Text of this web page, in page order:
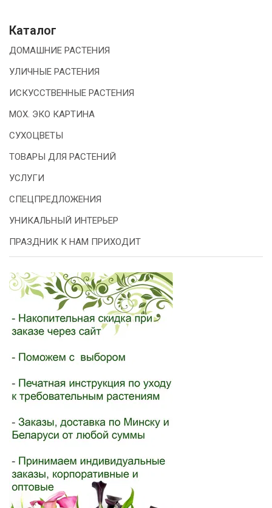
Каталог
ДОМАШНИЕ РАСТЕНИЯ
УЛИЧНЫЕ РАСТЕНИЯ
ИСКУССТВЕННЫЕ РАСТЕНИЯ
МОХ. ЭКО КАРТИНА
СУХОЦВЕТЫ
ТОВАРЫ ДЛЯ РАСТЕНИЙ
УСЛУГИ
СПЕЦПРЕДЛОЖЕНИЯ
УНИКАЛЬНЫЙ ИНТЕРЬЕР
ПРАЗДНИК К НАМ ПРИХОДИТ